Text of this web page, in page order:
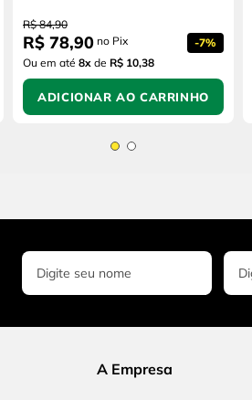
R$ 84,90
R$ 78,90 no Pix -7%
Ou em até 8x de R$ 10,38
ADICIONAR AO CARRINHO
A Empresa